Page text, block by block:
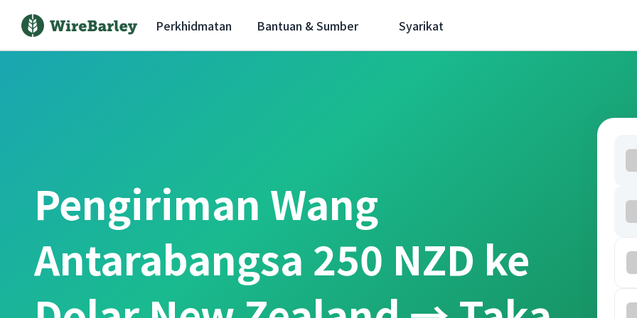
Perkhidmatan Bantuan & Sumber Syarikat
Pengiriman Wang
Antarabangsa 250 NZD ke